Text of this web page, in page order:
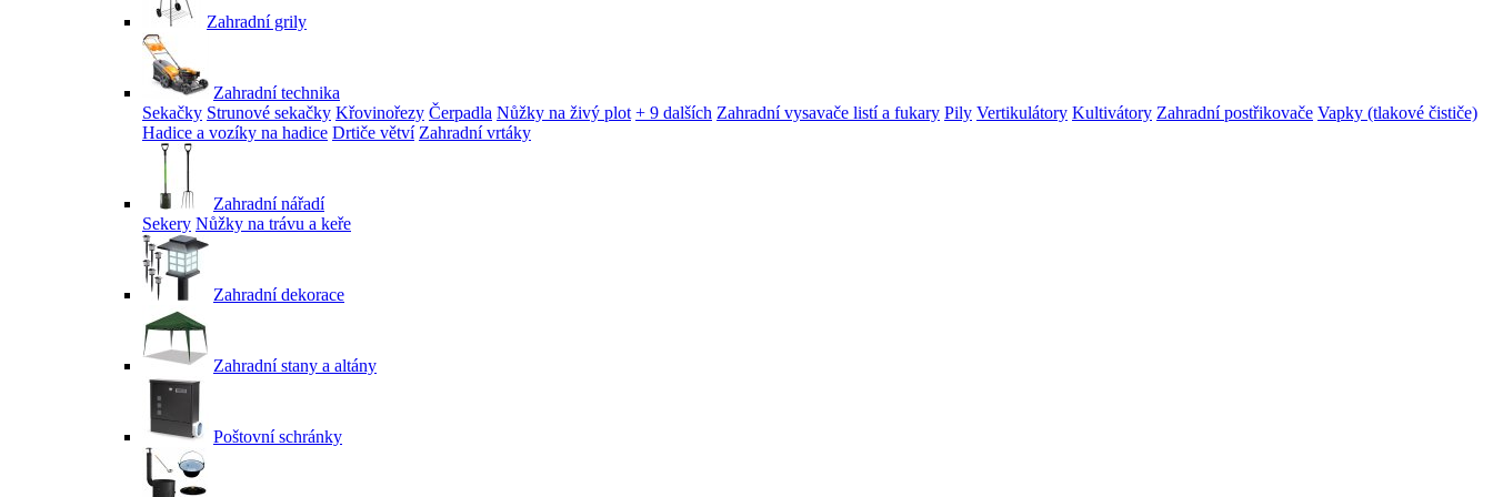
Zahradní grily
Zahradní technika
Sekačky Strunové sekačky Křovinořezy Čerpadla Nůžky na živý plot + 9 dalších Zahradní vysavače listí a fukary Pily Vertikulátory Kultivátory Zahradní postřikovače Vapky (tlakové čističe)
Hadice a vozíky na hadice Drtiče větví Zahradní vrtáky
Zahradní nářadí
Sekery Nůžky na trávu a keře
Zahradní dekorace
Zahradní stany a altány
Poštovní schránky